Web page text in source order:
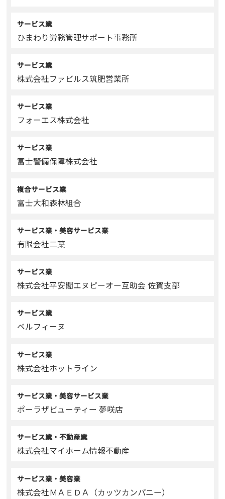
サービス業
ひまわり労務管理サポート事務所
サービス業
株式会社ファビルス筑肥営業所
サービス業
フォーエス株式会社
サービス業
富士警備保障株式会社
複合サービス業
富士大和森林組合
サービス業・美容サービス業
有限会社二葉
サービス業
株式会社平安閣エヌピーオー互助会 佐賀支部
サービス業
ベルフィーヌ
サービス業
株式会社ホットライン
サービス業・美容サービス業
ポーラザビューティー 夢咲店
サービス業・不動産業
株式会社マイホーム情報不動産
サービス業・美容業
株式会社ＭＡＥＤＡ（カッツカンパニー）